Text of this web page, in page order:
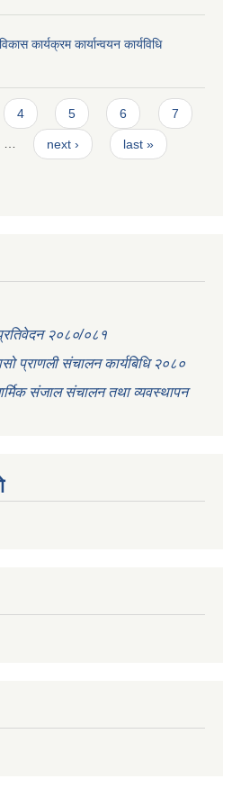
कार्यक्रम कार्यान्वयन कार्यविधि
4 5 6 7
… next › last »
प्रतिवेदन २०८०/०८१
प्राणली संचालन कार्यबिधि २०८०
संजाल संचालन तथा व्यवस्थापन